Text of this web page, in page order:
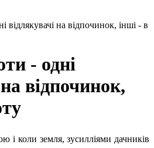
відлякувачі на відпочинок, інші - в
- одні
відпочинок,
і коли земля, зусилліями дачників